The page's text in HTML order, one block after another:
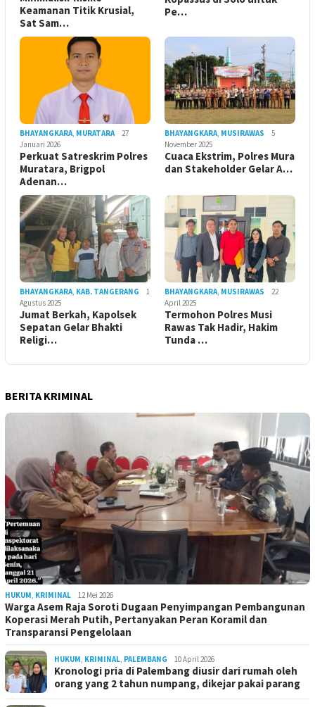
Keamanan Titik Krusial,
Sat Sam…
Pe…
BHAYANGKARA, MURATARA
27
Januari 2026
Perkuat Satreskrim Polres
Muratara, Brigpol
Adenan…
BHAYANGKARA, MUSIRAWAS
5
November 2025
Cuaca Ekstrim, Polres Mura
dan Stakeholder Gelar A…
BHAYANGKARA, KAB. TANGERANG
1
Agustus 2025
Jumat Berkah, Kapolsek
Sepatan Gelar Bhakti
Religi…
BHAYANGKARA, MUSIRAWAS
22
April 2025
Termohon Polres Musi
Rawas Tak Hadir, Hakim
Tunda …
BERITA KRIMINAL
HUKUM, KRIMINAL 12 Mei 2026
Warga Asem Raja Soroti Dugaan Penyimpangan Pembangunan
Koperasi Merah Putih, Pertanyakan Peran Koramil dan
Transparansi Pengelolaan
HUKUM, KRIMINAL, PALEMBANG 10 April 2026
Kronologi pria di Palembang diusir dari rumah oleh
orang yang 2 tahun numpang, dikejar pakai parang